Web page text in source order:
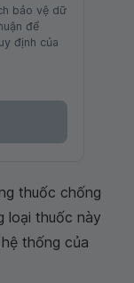
bảo vệ dữ
để
định của
thuốc chống
loại thuốc này
thống của